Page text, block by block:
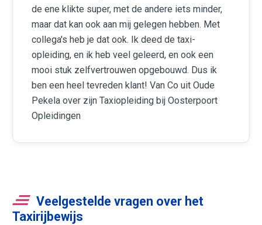
de ene klikte super, met de andere iets minder,
maar dat kan ook aan mij gelegen hebben. Met
collega's heb je dat ook. Ik deed de taxi-
opleiding, en ik heb veel geleerd, en ook een
mooi stuk zelfvertrouwen opgebouwd. Dus ik
ben een heel tevreden klant! Van Co uit Oude
Pekela over zijn Taxiopleiding bij Oosterpoort
Opleidingen
Veelgestelde vragen over het
Taxirijbewijs